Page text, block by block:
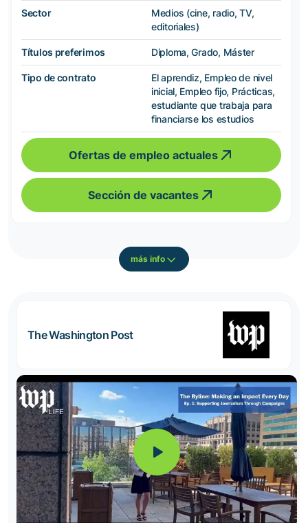
Sector
Medios (cine, radio, TV,
editoriales)
Títulos preferimos Diploma, Grado, Máster
Tipo de contrato
El aprendiz, Empleo de nivel
inicial, Empleo fijo, Prácticas,
estudiante que trabaja para
financiarse los estudios
Ofertas de empleo actuales
Sección de vacantes
más info
The Washington Post